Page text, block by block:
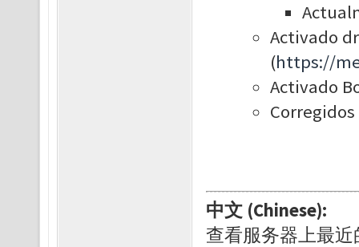
Activado
(https://
Activado
中文 (Chinese):
查看服务器上最近